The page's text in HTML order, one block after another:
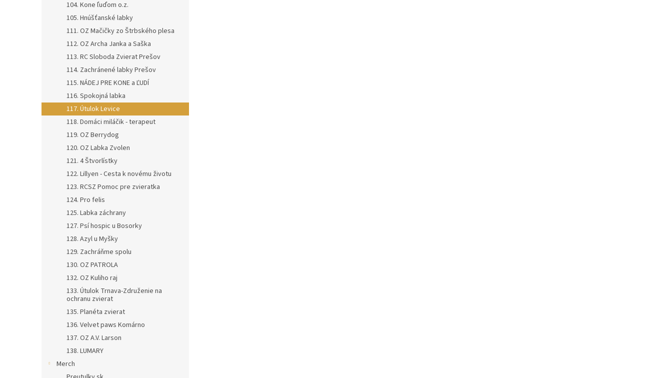
104. Kone ľuďom o.z.
105. Hnúšťanské labky
111. OZ Mačičky zo Štrbského plesa
112. OZ Archa Janka a Saška
113. RC Sloboda Zvierat Prešov
114. Zachránené labky Prešov
115. NÁDEJ PRE KONE a ĽUDÍ
116. Spokojná labka
117. Útulok Levice
118. Domáci miláčik - terapeut
119. OZ Berrydog
120. OZ Labka Zvolen
121. 4 Štvorlístky
122. Lillyen - Cesta k novému životu
123. RCSZ Pomoc pre zvieratka
124. Pro felis
125. Labka záchrany
127. Psí hospic u Bosorky
128. Azyl u Myšky
129. Zachráňme spolu
130. OZ PATROLA
132. OZ Kuliho raj
133. Útulok Trnava-Združenie na
ochranu zvierat
135. Planéta zvierat
136. Velvet paws Komárno
137. OZ A.V. Larson
138. LUMARY
Merch